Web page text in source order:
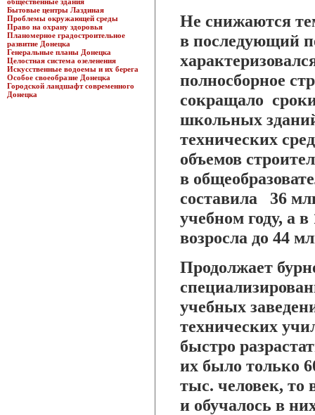
Бытовые центры Лаздиная
Проблемы окружающей среды
Право на охрану здоровья
Планомерное градостроительное
развитие Донецка
Генеральные планы Донецка
Целостная система озеленения
Искусственные водоемы и их берега
Особое своеобразие Донецка
Городской ландшафт современного
Донецка
Не снижаются
в последующий
полносборное
сокращало
школьных
технических
объемов
в
составила 36
учебном году, а
возросла до 44
Продолжает
учебных
технических
быстро
их было только
тыс. человек, то
и обучалось в